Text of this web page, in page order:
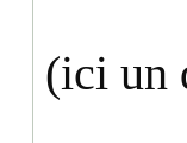
(ici un